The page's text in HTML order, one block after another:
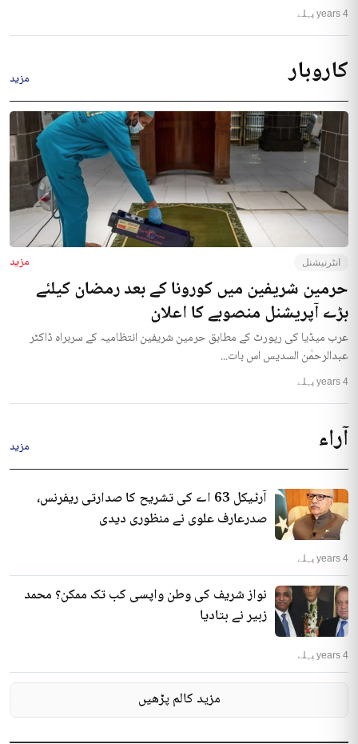
4 years پہلے
کاروبار مزید
انٹرنیشنل مزید
حرمین شریفین میں کورونا کے بعد رمضان کیلئے
بڑے آپریشنل منصوبے کا اعلان
عرب میڈیا کی رپورٹ کے مطابق حرمین شریفین انتظامیہ کے سربراہ ڈاکٹر
عبدالرحمٰن السدیس اس بات...
4 years پہلے
آراء مزید
آرٹیکل 63 اے کی تشریح کا صدارتی ریفرنس،
صدرعارف علوی نے منظوری دیدی
4 years پہلے
نواز شریف کی وطن واپسی کب تک ممکن؟ محمد
زبیر نے بتادیا
4 years پہلے
مزید کالم پڑھیں